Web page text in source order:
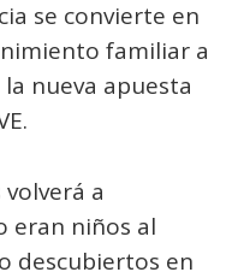
se convierte en
familiar a
la nueva apuesta
a
eran niños al
descubiertos en